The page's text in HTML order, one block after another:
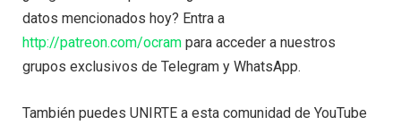
datos mencionados hoy? Entra a
http://patreon.com/ocram para acceder a nuestros
grupos exclusivos de Telegram y WhatsApp.
También puedes UNIRTE a esta comunidad de YouTube